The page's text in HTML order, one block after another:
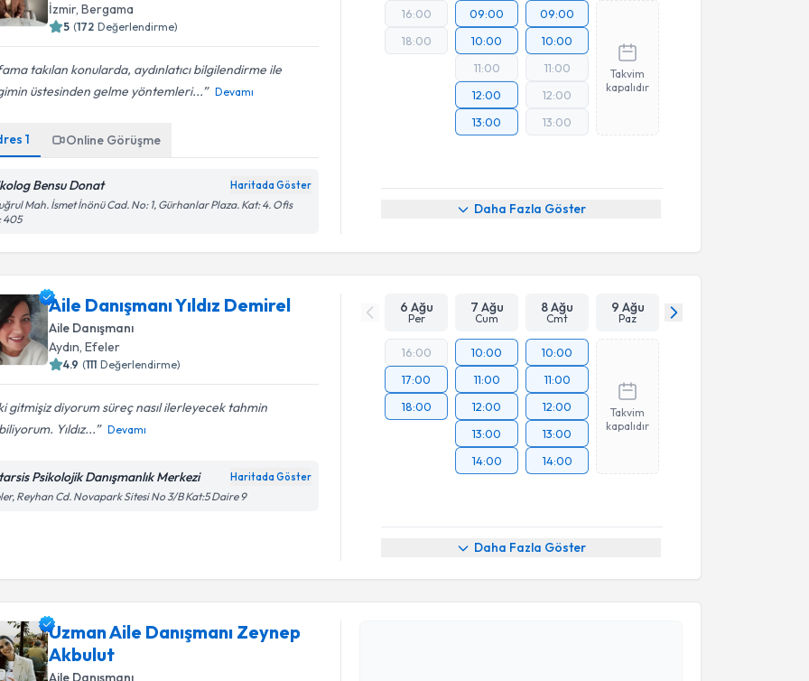
İzmir, Bergama
5 (172 Değerlendirme)
takılan konularda, aydınlatıcı bilgilendirme ile
üstesinden gelme yöntemleri...
Devamı
1 Online Görüşme
Bensu Donat Haritada Göster
Mah. İsmet İnönü Cad. No: 1, Gürhanlar Plaza. Kat: 4. Ofis
405
16:00
18:00
09:00
10:00
11:00
12:00
13:00
09:00
10:00
11:00
12:00
13:00
Takvim
kapalıdır
Daha Fazla Göster
Aile Danışmanı Yıldız Demirel
Aile Danışmanı
Aydın, Efeler
4.9 (111 Değerlendirme)
gitmişiz diyorum süreç nasıl ilerleyecek tahmin
Yıldız...
Devamı
Psikolojik Danışmanlık Merkezi Haritada Göster
Reyhan Cd. Novapark Sitesi No 3/B Kat:5 Daire 9
6 Ağu
Per
7 Ağu
Cum
8 Ağu
Cmt
9 Ağu
Paz
16:00
17:00
18:00
10:00
11:00
12:00
13:00
14:00
10:00
11:00
12:00
13:00
14:00
Takvim
kapalıdır
Daha Fazla Göster
Uzman Aile Danışmanı Zeynep
Akbulut
Aile Danışmanı